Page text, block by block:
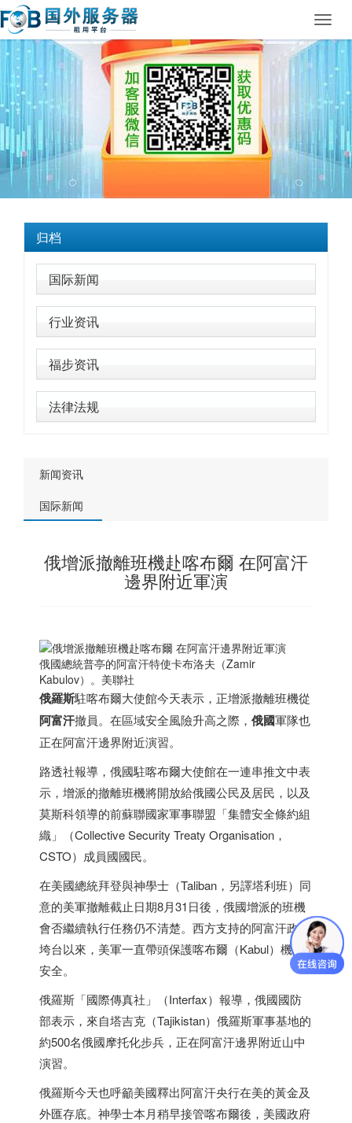
归档
国际新闻
行业资讯
福步资讯
法律法规
新闻资讯
国际新闻
俄增派撤離班機赴喀布爾 在阿富汗
邊界附近軍演
俄國總統普亭的阿富汗特使卡布洛夫（Zamir
Kabulov）。美聯社
俄羅斯駐喀布爾大使館今天表示，正增派撤離班機從
阿富汗撤員。在區域安全風險升高之際， 俄國軍隊也
正在阿富汗邊界附近演習。
路透社報導，俄國駐喀布爾大使館在一連串推文中表
示，增派的撤離班機將開放給俄國公民及居民，以及
莫斯科領導的前蘇聯國家軍事聯盟「集體安全條約組
織」（Collective Security Treaty Organisation，
CSTO）成員國國民。
在美國總統拜登與神學士（Taliban，另譯塔利班）同
意的美軍撤離截止日期8月31日後，俄國增派的班機
會否繼續執行任務仍不清楚。西方支持的阿富汗政府
垮台以來，美軍一直帶頭保護喀布爾（Kabul）機場
安全。
俄羅斯「國際傳真社」（Interfax）報導，俄國國防
部表示，來自塔吉克（Tajikistan）俄羅斯軍事基地的
約500名俄國摩托化步兵，正在阿富汗邊界附近山中
演習。
俄羅斯今天也呼籲美國釋出阿富汗央行在美的黃金及
外匯存底。神學士本月稍早接管喀布爾後，美國政府